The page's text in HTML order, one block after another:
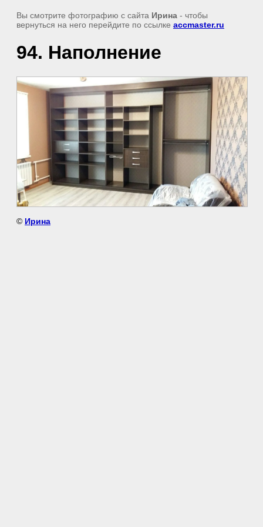
Вы смотрите фотографию с сайта Ирина - чтобы
вернуться на него перейдите по ссылке accmaster.ru
94. Наполнение
© Ирина